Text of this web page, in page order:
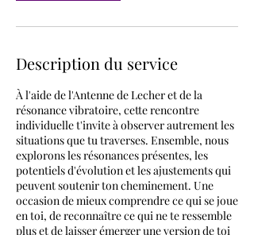
Description du service
À l'aide de l'Antenne de Lecher et de la
résonance vibratoire, cette rencontre
individuelle t'invite à observer autrement les
situations que tu traverses. Ensemble, nous
explorons les résonances présentes, les
potentiels d'évolution et les ajustements qui
peuvent soutenir ton cheminement. Une
occasion de mieux comprendre ce qui se joue
en toi, de reconnaître ce qui ne te ressemble
plus et de laisser émerger une version de toi